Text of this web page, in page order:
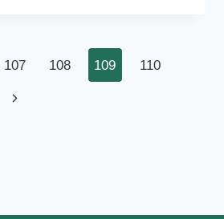
Internet Gerüchte
Nicole Steves, die
Reality-TV-Stars